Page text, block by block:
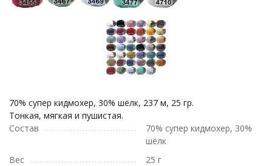
70% супер кидмохер, 30% шёлк, 237 м, 25 гр.
Тонкая, мягкая и пушистая.
Состав
70% супер кидмохер, 30%
шёлк
Вес
25 г